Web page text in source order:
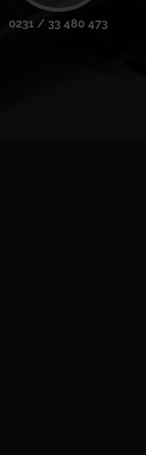
0231 / 33 480 473